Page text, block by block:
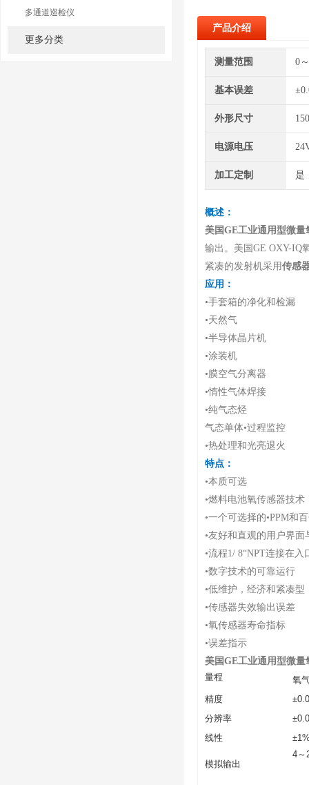
多通道巡检仪
更多分类
产品介绍
测量范围 0
基本误差
外形尺寸
电源电压
加工定制 是
概述 ：
美国GE工业通用型微
输出。美国GE OXY-IQ
紧凑的发射机采用传感
应用 ：
•手套箱的净化和检漏
•天然气
•半导体晶片机
•涂装机
•膜空气分离器
•惰性气体焊接
•纯气态烃
气态单体•过程监控
•热处理和光亮退火
特点 ：
•本质可选
•燃料电池氧传感器技术
•一个可选择的•PPM和
•友好和直观的用户界面
•流程1/ 8“NPT连接在入
•数字技术的可靠运行
•低维护，经济和紧凑型
•传感器失效输出误差
•氧传感器寿命指标
•误差指示
美国GE工业通用型微
量程
氧
精度
分辨率
线性
模拟输出
4～